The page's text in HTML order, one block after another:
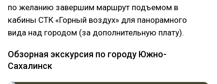
по желанию завершим маршрут подъемом в
кабины СТК «Горный воздух» для панорамного
вида над городом (за дополнительную плату).
Обзорная экскурсия по городу Южно-
Сахалинск